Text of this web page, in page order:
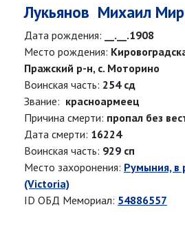
Лукьянов Михаил
Дата рождения:
__.__.1908
Место рождения:
Пражский р-н, с. Моторино
Воинская часть: 254 сд
Звание: красноармеец
Причина смерти: пропал без
Дата смерти: 16224
Воинская часть: 929 сп
Место захоронения: Румыния, в
(Victoria)
ID ОБД Мемориал: 54886557